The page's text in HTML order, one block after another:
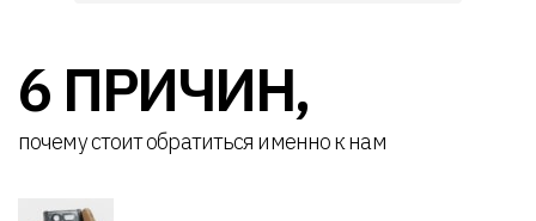
6 ПРИЧИН,
почему стоит обратиться именно к нам